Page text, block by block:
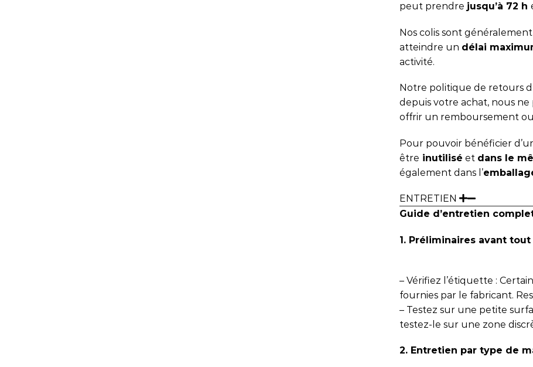
peut prendre jusqu’à 72 h
Nos colis sont
atteindre un délai
activité.
Notre politique de retours
depuis votre achat, nous
offrir un remboursement
Pour pouvoir bénéficier
être inutilisé et dans le
également dans l’
ENTRETIEN
Guide d’entretien
1. Préliminaires avant
– Vérifiez l’étiquette :
fournies par le fabricant.
– Testez sur une petite
testez-le sur une zone
2. Entretien par type de